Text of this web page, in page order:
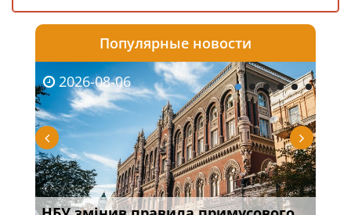
Популярные новости
2026-08-06